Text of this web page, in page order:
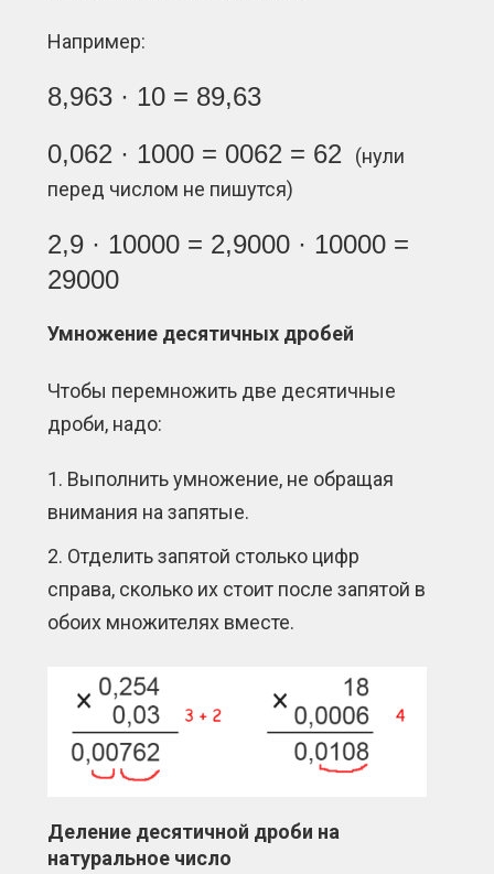
Например:
8,963 · 10 = 89,63
0,062 · 1000 = 0062 = 62
(нули
перед числом не пишутся)
2,9 · 10000 = 2,9000 · 10000 =
29000
Умножение десятичных дробей
Чтобы перемножить две десятичные
дроби, надо:
Выполнить умножение, не обращая
внимания на запятые.
Отделить запятой столько цифр
справа, сколько их стоит после запятой в
обоих множителях вместе.
Деление десятичной дроби на
натуральное число